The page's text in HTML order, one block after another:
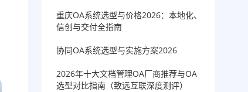
重庆OA系统选型与价格2026：本地化、
信创与交付全指南
协同OA系统选型与实施方案2026
2026年十大文档管理OA厂商推荐与OA
选型对比指南（致远互联深度测评）